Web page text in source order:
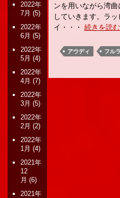
ンを用いながら湾
していきます。ラ
イ・・・続きを読む
アウディ フル
2022年
7月 (5)
2022年
6月 (5)
2022年
5月 (4)
2022年
4月 (7)
2022年
3月 (5)
2022年
2月 (2)
2022年
1月 (4)
2021年
12
月 (6)
2021年